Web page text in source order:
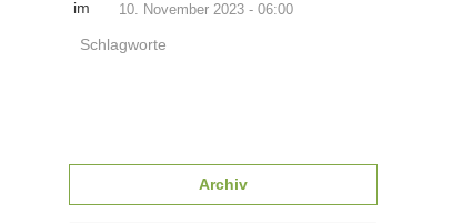
10. November 2023 - 06:00
Schlagworte
Archiv